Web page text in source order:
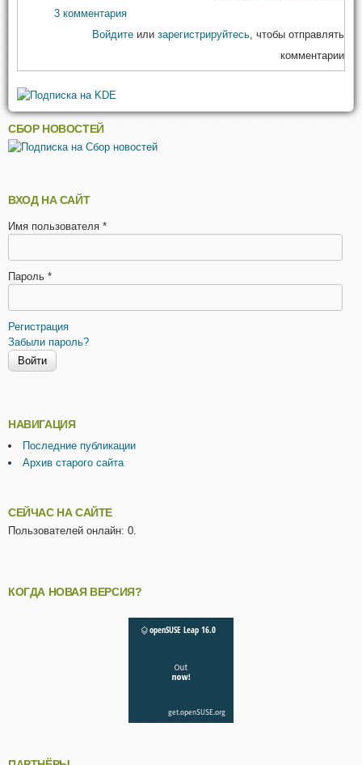
3 комментария
Войдите или зарегистрируйтесь , чтобы отправлять
комментарии
СБОР НОВОСТЕЙ
ВХОД НА САЙТ
Имя пользователя *
Пароль *
Регистрация
Забыли пароль?
НАВИГАЦИЯ
Последние публикации
Архив старого сайта
СЕЙЧАС НА САЙТЕ
Пользователей онлайн: 0.
КОГДА НОВАЯ ВЕРСИЯ?